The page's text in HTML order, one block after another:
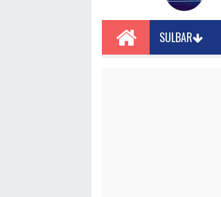
SULBAR